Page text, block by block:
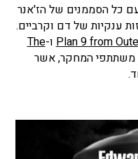
כל הסממנים של הז'אנר
ענקיות של דם וקרביים.
ו-The
משתתפי המחקר, אשר